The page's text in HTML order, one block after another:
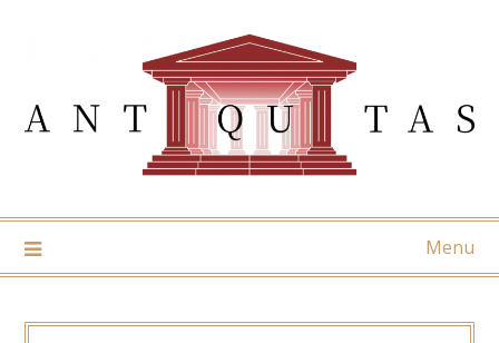
Menu